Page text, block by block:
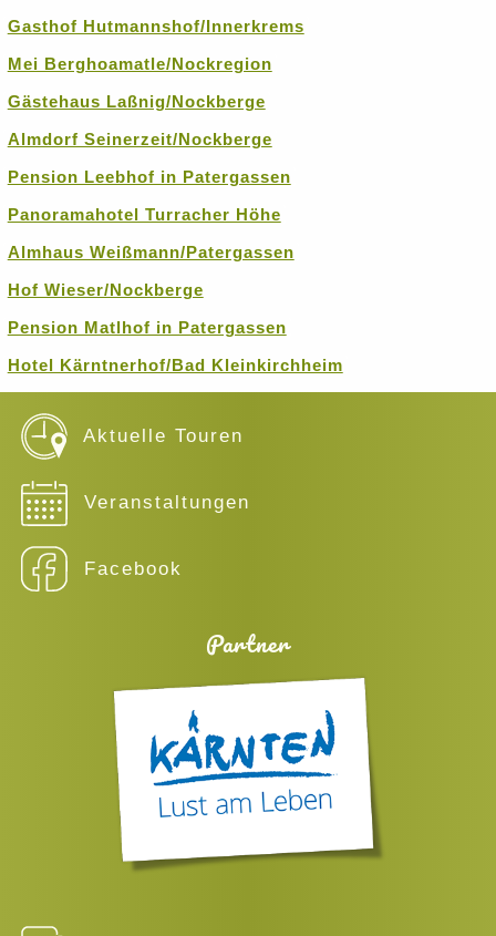
Gasthof Hutmannshof/Innerkrems
Mei Berghoamatle/Nockregion
Gästehaus Laßnig/Nockberge
Almdorf Seinerzeit/Nockberge
Pension Leebhof in Patergassen
Panoramahotel Turracher Höhe
Almhaus Weißmann/Patergassen
Hof Wieser/Nockberge
Pension Matlhof in Patergassen
Hotel Kärntnerhof/Bad Kleinkirchheim
Aktuelle Touren
Veranstaltungen
Facebook
Partner